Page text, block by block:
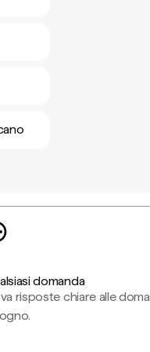
domanda
risposte chiare alle